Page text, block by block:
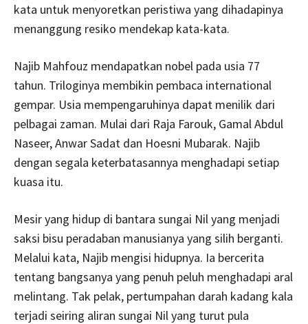
kata untuk menyoretkan peristiwa yang dihadapinya
menanggung resiko mendekap kata-kata.
Najib Mahfouz mendapatkan nobel pada usia 77
tahun. Triloginya membikin pembaca international
gempar. Usia mempengaruhinya dapat menilik dari
pelbagai zaman. Mulai dari Raja Farouk, Gamal Abdul
Naseer, Anwar Sadat dan Hoesni Mubarak. Najib
dengan segala keterbatasannya menghadapi setiap
kuasa itu.
Mesir yang hidup di bantara sungai Nil yang menjadi
saksi bisu peradaban manusianya yang silih berganti.
Melalui kata, Najib mengisi hidupnya. Ia bercerita
tentang bangsanya yang penuh peluh menghadapi aral
melintang. Tak pelak, pertumpahan darah kadang kala
terjadi seiring aliran sungai Nil yang turut pula